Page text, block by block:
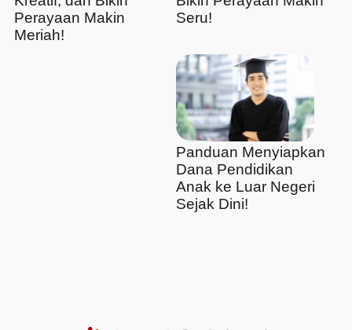
Perayaan Makin
Meriah!
Seru!
Panduan Menyiapkan
Dana Pendidikan
Anak ke Luar Negeri
Sejak Dini!